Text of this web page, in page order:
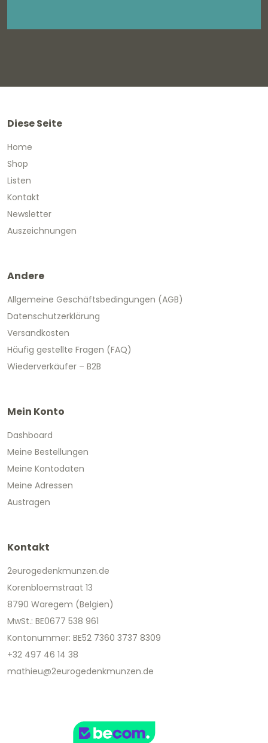
Diese Seite
Home
Shop
Listen
Kontakt
Newsletter
Auszeichnungen
Andere
Allgemeine Geschäftsbedingungen (AGB)
Datenschutzerklärung
Versandkosten
Häufig gestellte Fragen (FAQ)
Wiederverkäufer – B2B
Mein Konto
Dashboard
Meine Bestellungen
Meine Kontodaten
Meine Adressen
Austragen
Kontakt
2eurogedenkmunzen.de
Korenbloemstraat 13
8790 Waregem (Belgien)
MwSt.: BE0677 538 961
Kontonummer: BE52 7360 3737 8309
+32 497 46 14 38
mathieu@2eurogedenkmunzen.de